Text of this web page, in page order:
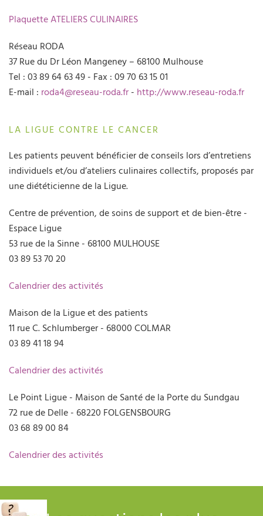
Plaquette ATELIERS CULINAIRES
Réseau RODA
37 Rue du Dr Léon Mangeney – 68100 Mulhouse
Tel : 03 89 64 63 49 - Fax : 09 70 63 15 01
E-mail : roda4@reseau-roda.fr - http://www.reseau-roda.fr
LA LIGUE CONTRE LE CANCER
Les patients peuvent bénéficier de conseils lors d’entretiens
individuels et/ou d’ateliers culinaires collectifs, proposés par
une diététicienne de la Ligue.
Centre de prévention, de soins de support et de bien-être -
Espace Ligue
53 rue de la Sinne - 68100 MULHOUSE
03 89 53 70 20
Calendrier des activités
Maison de la Ligue et des patients
11 rue C. Schlumberger - 68000 COLMAR
03 89 41 18 94
Calendrier des activités
Le Point Ligue - Maison de Santé de la Porte du Sundgau
72 rue de Delle - 68220 FOLGENSBOURG
03 68 89 00 84
Calendrier des activités